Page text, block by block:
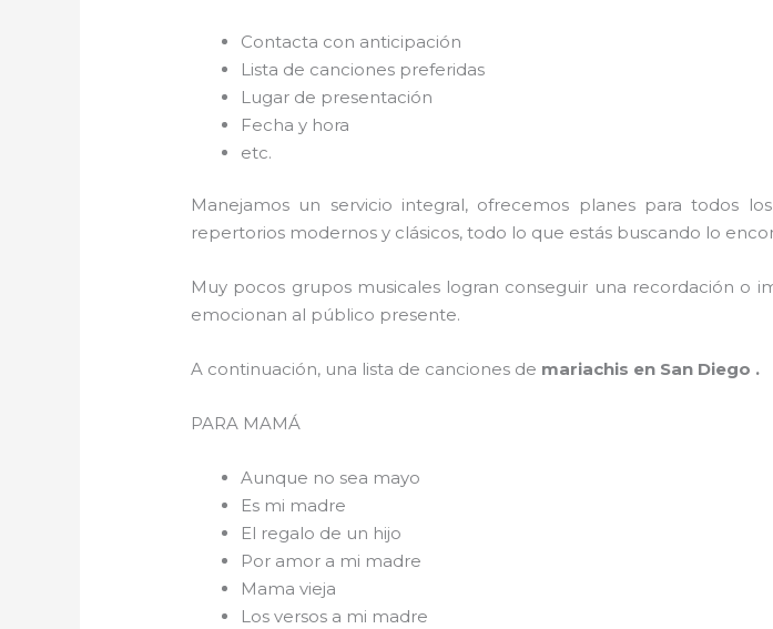
Contacta con anticipación
Lista de canciones preferidas
Lugar de presentación
Fecha y hora
etc.
Manejamos un servicio integral, ofrecemos planes para todos
repertorios modernos y clásicos, todo lo que estás buscando lo
Muy pocos grupos musicales logran conseguir una recordación o
emocionan al público presente.
A continuación, una lista de canciones de mariachis en San Diego .
PARA MAMÁ
Aunque no sea mayo
Es mi madre
El regalo de un hijo
Por amor a mi madre
Mama vieja
Los versos a mi madre